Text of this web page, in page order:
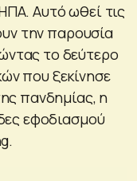
Αυτό ωθεί τις
την παρουσία
το δεύτερο
που ξεκίνησε
πανδημίας, η
εφοδιασμού